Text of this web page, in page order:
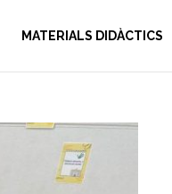
MATERIALS DIDÀCTICS